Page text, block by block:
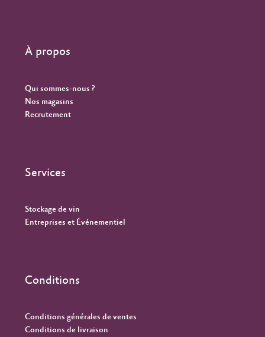
À propos
Qui sommes-nous ?
Nos magasins
Recrutement
Services
Stockage de vin
Entreprises et Événementiel
Conditions
Conditions générales de ventes
Conditions de livraison